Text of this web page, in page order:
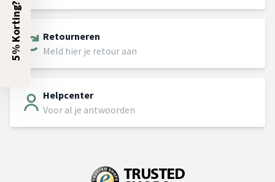
Retourneren
Meld hier je retour aan
Helpcenter
Voor al je antwoorden
5% Korting?